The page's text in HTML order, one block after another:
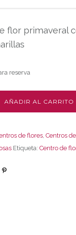
flor primaveral
reserva
AÑADIR AL CARRITO
de flores Centros
Etiqueta: Centro de